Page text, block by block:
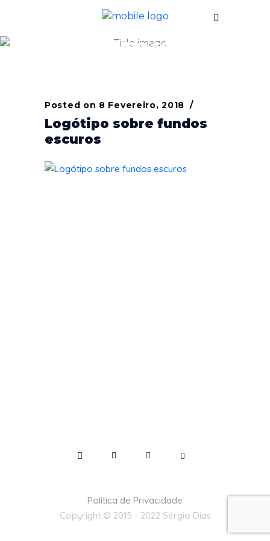
Logótipo sobre
Posted on 8 Fevereiro, 2018
Logótipo sobre fundos
escuros
Política de Privacidade
Copyright © 2015 - 2022 Sérgio Dias